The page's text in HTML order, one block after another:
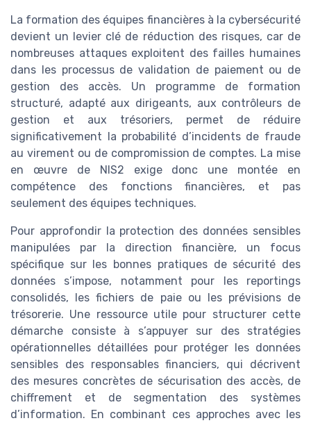
La formation des équipes financières à la cybersécurité
devient un levier clé de réduction des risques, car de
nombreuses attaques exploitent des failles humaines
dans les processus de validation de paiement ou de
gestion des accès. Un programme de formation
structuré, adapté aux dirigeants, aux contrôleurs de
gestion et aux trésoriers, permet de réduire
significativement la probabilité d’incidents de fraude
au virement ou de compromission de comptes. La mise
en œuvre de NIS2 exige donc une montée en
compétence des fonctions financières, et pas
seulement des équipes techniques.
Pour approfondir la protection des données sensibles
manipulées par la direction financière, un focus
spécifique sur les bonnes pratiques de sécurité des
données s’impose, notamment pour les reportings
consolidés, les fichiers de paie ou les prévisions de
trésorerie. Une ressource utile pour structurer cette
démarche consiste à s’appuyer sur des stratégies
opérationnelles détaillées pour protéger les données
sensibles des responsables financiers, qui décrivent
des mesures concrètes de sécurisation des accès, de
chiffrement et de segmentation des systèmes
d’information. En combinant ces approches avec les